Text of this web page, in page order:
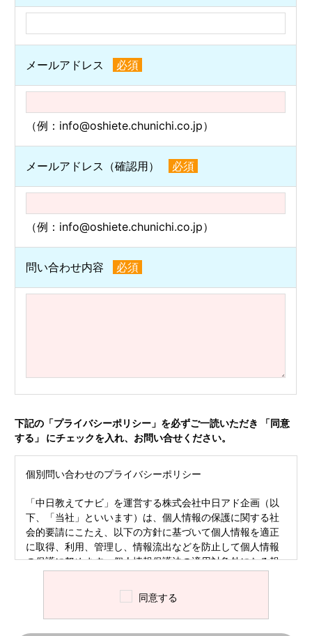
メールアドレス 必須
（例：info@oshiete.chunichi.co.jp）
メールアドレス（確認用） 必須
（例：info@oshiete.chunichi.co.jp）
問い合わせ内容 必須
下記の「プライバシーポリシー」を必ずご一読いただき 「同意
する」 にチェックを入れ、お問い合せください。
個別問い合わせのプライバシーポリシー
「中日教えてナビ」を運営する株式会社中日アド企画（以
下、「当社」といいます）は、個人情報の保護に関する社
会的要請にこたえ、以下の方針に基づいて個人情報を適正
に取得、利用、管理し、情報流出などを防止して個人情報
の保護に努めます。個人情報保護法の適用対象外になる報
下、適正な扱いを講じます。
ご入力いただいた個人情報は、いただいた問い合わせに
同意する